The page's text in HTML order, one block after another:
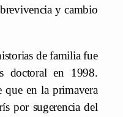
y cambio
de familia fue
doctoral en 1998.
que en la primavera
por sugerencia del